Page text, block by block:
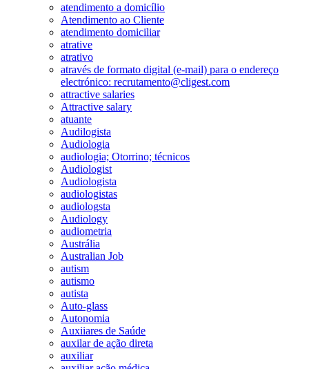
atendimento a domicílio
Atendimento ao Cliente
atendimento domiciliar
atrative
atrativo
através de formato digital (e-mail) para o endereço
electrónico: recrutamento@cligest.com
attractive salaries
Attractive salary
atuante
Audilogista
Audiologia
audiologia; Otorrino; técnicos
Audiologist
Audiologista
audiologistas
audiologsta
Audiology
audiometria
Austrália
Australian Job
autism
autismo
autista
Auto-glass
Autonomia
Auxiiares de Saúde
auxilar de ação direta
auxiliar